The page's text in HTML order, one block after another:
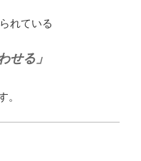
れている
せる」
。